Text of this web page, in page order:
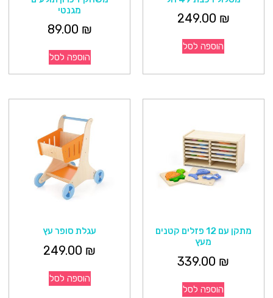
249.00 ₪
הוספה לסל
מגנטי
89.00 ₪
הוספה לסל
מתקן עם 12 פזלים קטנים
מעץ
339.00 ₪
הוספה לסל
עגלת סופר עץ
249.00 ₪
הוספה לסל